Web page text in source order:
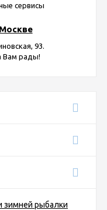
сервисы
93.
Вам рады!
зимней рыбалки